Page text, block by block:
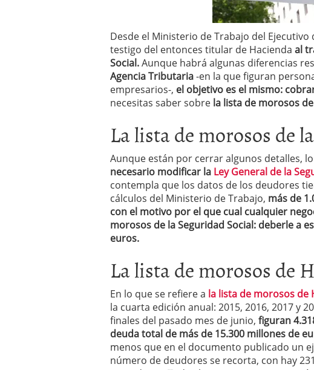
Desde el Ministerio de Trabajo del
testigo del entonces titular de Hacienda al
Social.Aunque habrá algunas diferencias
Agencia Tributaria-en la que figuran
empresarios-, el objetivo es el mismo:
necesitas saber sobre la lista de morosos
La lista de morosos de
Aunque están por cerrar algunos detalles,
necesario modificar la Ley General de la
contempla que los datos de los deudores
cálculos del Ministerio de Trabajo, más de
con el motivo por el que cual cualquier
morosos de la Seguridad Social: deberle a
euros.
La lista de morosos de
En lo que se refiere a la lista de morosos de
la cuarta edición anual: 2015, 2016, 2017 y
finales del pasado mes de junio, figuran
deuda total de más de 15.300 millones de
menos que en el documento publicado un
número de deudores se recorta, con hay